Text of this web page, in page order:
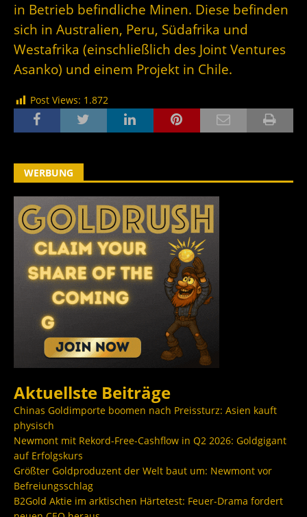
in Betrieb befindliche Minen. Diese befinden
sich in Australien, Peru, Südafrika und
Westafrika (einschließlich des Joint Ventures
Asanko) und einem Projekt in Chile.
Post Views: 1.872
WERBUNG
Aktuellste Beiträge
Chinas Goldimporte boomen nach Preissturz: Asien kauft
physisch
Newmont mit Rekord-Free-Cashflow in Q2 2026: Goldgigant
auf Erfolgskurs
Größter Goldproduzent der Welt baut um: Newmont vor
Befreiungsschlag
B2Gold Aktie im arktischen Härtetest: Feuer-Drama fordert